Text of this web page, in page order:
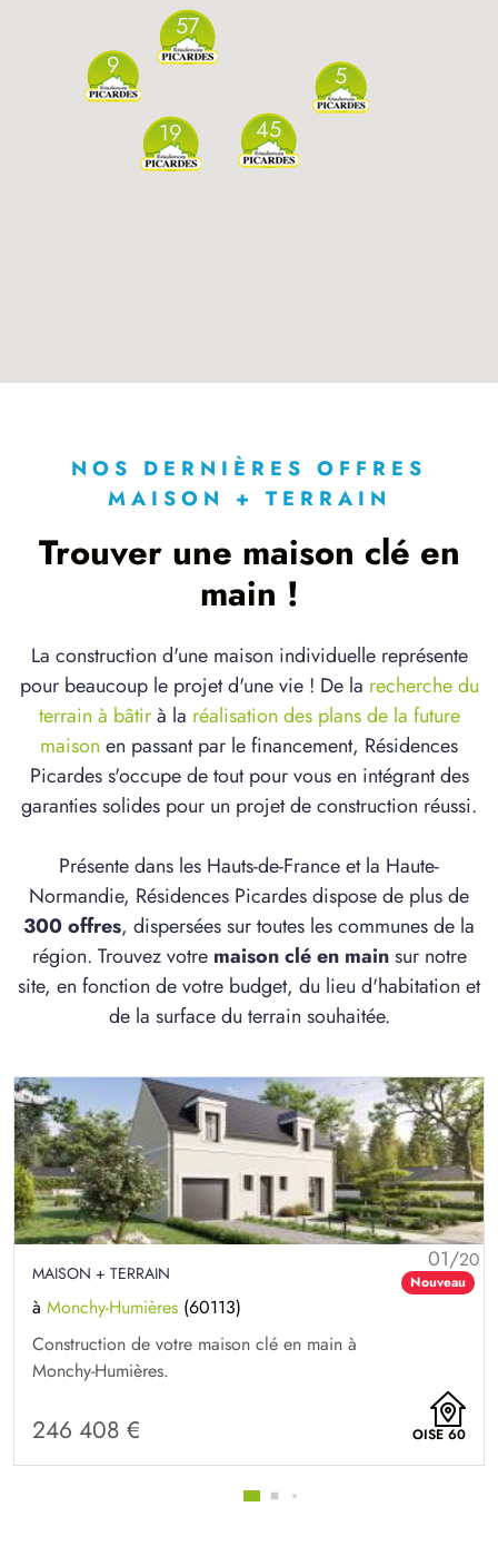
45
19
9
57
5
NOS DERNIÈRES OFFRES
MAISON + TERRAIN
Trouver une maison clé en
main !
La construction d'une maison individuelle représente
pour beaucoup le projet d'une vie ! De la recherche du
terrain à bâtirà la réalisation des plans de la future
maison en passant par le financement, Résidences
Picardes s'occupe de tout pour vous en intégrant des
garanties solides pour un projet de construction réussi.
Présente dans les Hauts-de-France et la Haute-
Normandie, Résidences Picardes dispose de plus de
300 offres, dispersées sur toutes les communes de la
région. Trouvez votre maison clé en mainsur notre
site, en fonction de votre budget, du lieu d'habitation et
de la surface du terrain souhaitée.
01/20
Nouveau
MAISON + TERRAIN
à Monchy-Humières (60113)
Construction de votre maison clé en main à
Monchy-Humières.
246 408 € OISE 60